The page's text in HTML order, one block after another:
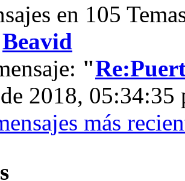
en 105
Beavid
"
2018, 05:34:35
más